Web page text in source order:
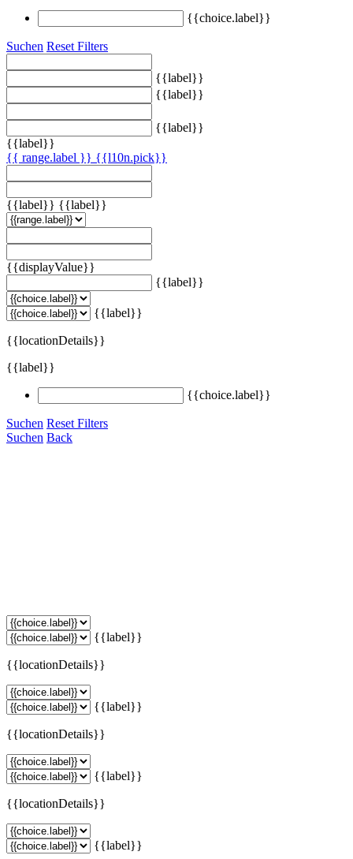
{{choice.label}}
Suchen Reset Filters
{{label}}
{{label}}
{{label}}
{{label}}
{{ range.label }} {{l10n.pick}}
{{label}} {{label}}
{{displayValue}}
{{label}}
{{label}}
{{locationDetails}}
{{label}}
{{choice.label}}
Suchen Reset Filters
Suchen Back
{{label}}
{{locationDetails}}
{{label}}
{{locationDetails}}
{{label}}
{{locationDetails}}
{{label}}